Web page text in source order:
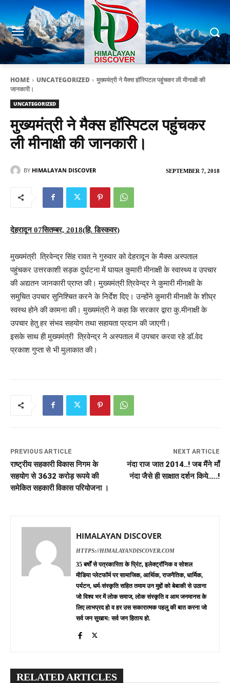
HOME UNCATEGORIZED
मुख्यमंत्री ने मैक्स हॉस्पिटल पहुंचकर ली मीनाक्षी की
जानकारी।
UNCATEGORIZED
मुख्यमंत्री ने मैक्स हॉस्पिटल पहुंचकर
ली मीनाक्षी की जानकारी।
SEPTEMBER 7, 2018
BY HIMALAYAN DISCOVER
देहरादून 07सितम्बर, 2018(हि. डिस्कवर)
मुख्यमंत्री त्रिवेन्द्र सिंह रावत ने गुरुवार को देहरादून के मैक्स अस्पताल
पहुंचकर उत्तरकाशी सड़क दुर्घटना में घायल कुमारी मीनाक्षी के स्वास्थ्य व उपचार
की अद्यतन जानकारी प्राप्त की। मुख्यमंत्री त्रिवेन्द्र ने कुमारी मीनाक्षी के
समुचित उपचार सुनिश्चित करने के निर्देश दिए। उन्होंने कुमारी मीनाक्षी के शीघ्र
स्वस्थ होने की कामना की। मुख्यमंत्री ने कहा कि सरकार द्वारा कु.मीनाक्षी के
उपचार हेतु हर संभव सहयोग तथा सहायता प्रदान की जाएगी।
इसके साथ ही मुख्यमंत्री त्रिवेन्द्र ने अस्पताल में उपचार करवा रहे डॉ.वेद
प्रकाश गुप्ता से भी मुलाकात की।
PREVIOUS ARTICLE
राष्ट्रीय सहकारी विकास निगम के
सहयोग से 3632 करोड़ रूपये की
समेकित सहकारी विकास परियोजना ।
NEXT ARTICLE
नंदा राज जात 2014..! जब मैंने माँ
नंदा जैसे ही साक्षात दर्शन किये…..!
HIMALAYAN DISCOVER
HTTPS://HIMALAYANDISCOVER.COM
35 बर्षों से पत्रकारिता के प्रिंट, इलेक्ट्रॉनिक व सोशल
मीडिया प्लेटफॉर्म पर सामाजिक, आर्थिक, राजनैतिक, धार्मिक,
पर्यटन, धर्म-संस्कृति सहित तमाम उन मुद्दों को बेबाकी से उठाना
जो विश्व भर में लोक समाज, लोक संस्कृति व आम जनमानस के
लिए लाभप्रद हो व हर उस सकारात्मक पहलु की बात करना जो
सर्व जन सुखाय: सर्व जन हिताय हो.
RELATED ARTICLES